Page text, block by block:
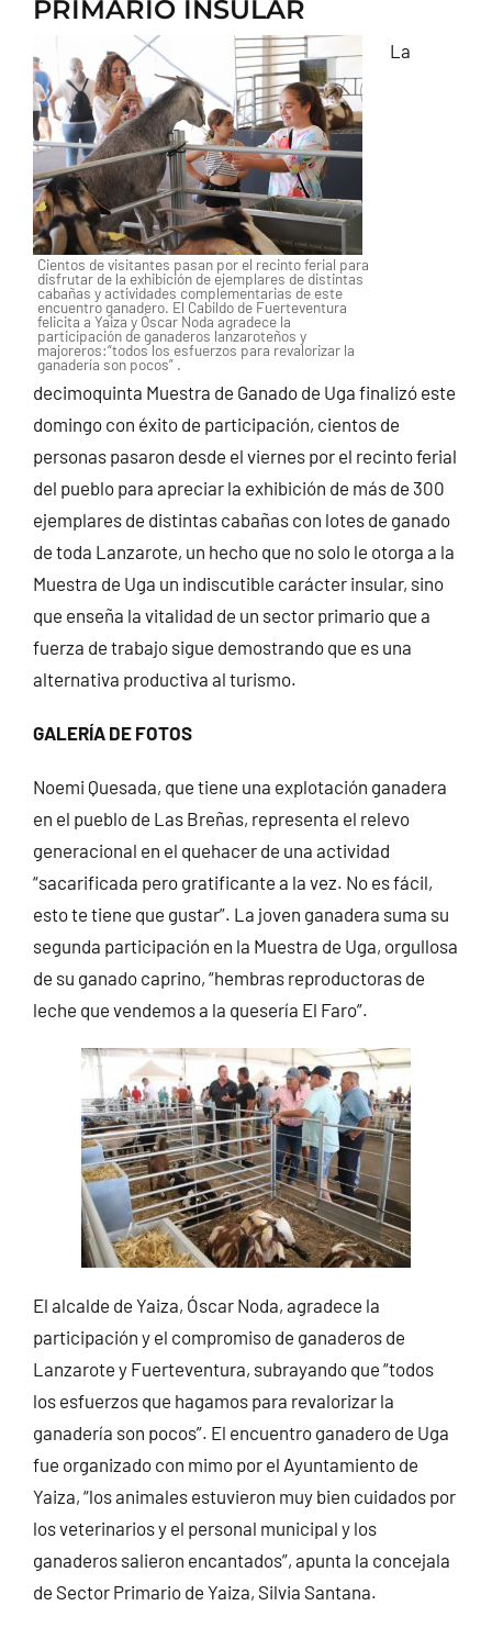
PRIMARIO INSULAR
Cientos de visitantes pasan por el recinto ferial para
disfrutar de la exhibición de ejemplares de distintas
cabañas y actividades complementarias de este
encuentro ganadero. El Cabildo de Fuerteventura
felicita a Yaiza y Óscar Noda agradece la
participación de ganaderos lanzaroteños y
majoreros:“todos los esfuerzos para revalorizar la
ganadería son pocos” .
La
decimoquinta Muestra de Ganado de Uga finalizó este
domingo con éxito de participación, cientos de
personas pasaron desde el viernes por el recinto ferial
del pueblo para apreciar la exhibición de más de 300
ejemplares de distintas cabañas con lotes de ganado
de toda Lanzarote, un hecho que no solo le otorga a la
Muestra de Uga un indiscutible carácter insular, sino
que enseña la vitalidad de un sector primario que a
fuerza de trabajo sigue demostrando que es una
alternativa productiva al turismo.
GALERÍA DE FOTOS
Noemi Quesada, que tiene una explotación ganadera
en el pueblo de Las Breñas, representa el relevo
generacional en el quehacer de una actividad
“sacarificada pero gratificante a la vez. No es fácil,
esto te tiene que gustar”. La joven ganadera suma su
segunda participación en la Muestra de Uga, orgullosa
de su ganado caprino, “hembras reproductoras de
leche que vendemos a la quesería El Faro”.
El alcalde de Yaiza, Óscar Noda, agradece la
participación y el compromiso de ganaderos de
Lanzarote y Fuerteventura, subrayando que “todos
los esfuerzos que hagamos para revalorizar la
ganadería son pocos”. El encuentro ganadero de Uga
fue organizado con mimo por el Ayuntamiento de
Yaiza, “los animales estuvieron muy bien cuidados por
los veterinarios y el personal municipal y los
ganaderos salieron encantados”, apunta la concejala
de Sector Primario de Yaiza, Silvia Santana.